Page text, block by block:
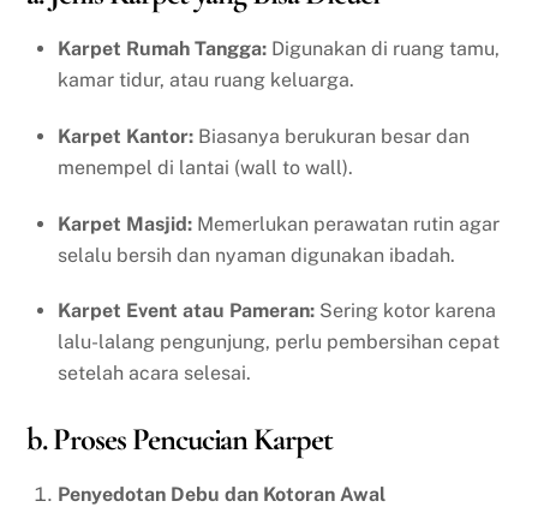
Karpet Rumah Tangga: Digunakan di ruang tamu,
kamar tidur, atau ruang keluarga.
Karpet Kantor: Biasanya berukuran besar dan
menempel di lantai (wall to wall).
Karpet Masjid: Memerlukan perawatan rutin agar
selalu bersih dan nyaman digunakan ibadah.
Karpet Event atau Pameran: Sering kotor karena
lalu-lalang pengunjung, perlu pembersihan cepat
setelah acara selesai.
b. Proses Pencucian Karpet
Penyedotan Debu dan Kotoran Awal